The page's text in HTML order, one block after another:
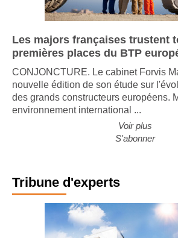
Les majors françaises trustent
premières places du BTP
CONJONCTURE. Le cabinet Forvis
nouvelle édition de son étude sur
des grands constructeurs européens.
Voir plus
Tribune d'experts